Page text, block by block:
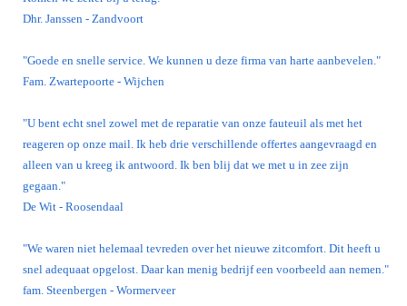
Dhr. Janssen - Zandvoort
"Goede en snelle service. We kunnen u deze firma van harte aanbevelen."
Fam. Zwartepoorte - Wijchen
"U bent echt snel zowel met de reparatie van onze fauteuil als met het
reageren op onze mail. Ik heb drie verschillende offertes aangevraagd en
alleen van u kreeg ik antwoord. Ik ben blij dat we met u in zee zijn
gegaan."
De Wit - Roosendaal
"We waren niet helemaal tevreden over het nieuwe zitcomfort. Dit heeft u
snel adequaat opgelost. Daar kan menig bedrijf een voorbeeld aan nemen."
fam. Steenbergen - Wormerveer